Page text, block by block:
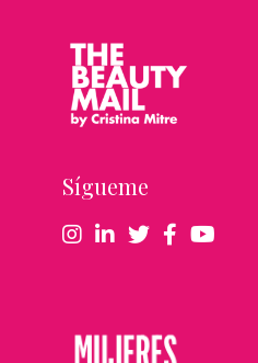
Sígueme